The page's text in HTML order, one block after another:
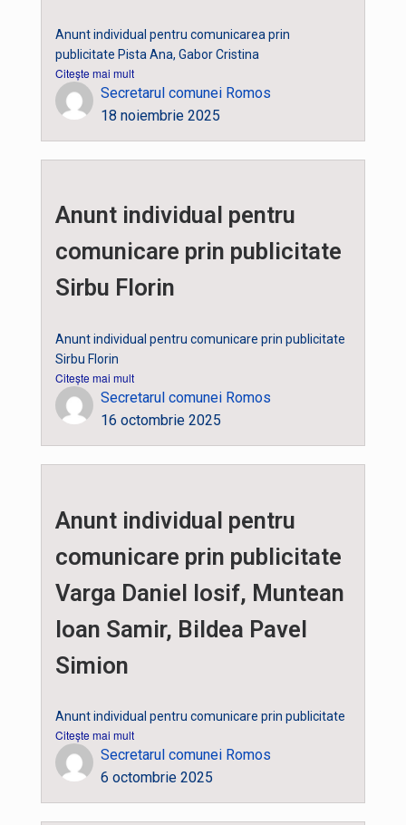
Anunt individual pentru comunicarea prin
publicitate Pista Ana, Gabor Cristina
Citește mai mult
Secretarul comunei Romos
18 noiembrie 2025
Anunt individual pentru
comunicare prin publicitate
Sirbu Florin
Anunt individual pentru comunicare prin publicitate
Sirbu Florin
Citește mai mult
Secretarul comunei Romos
16 octombrie 2025
Anunt individual pentru
comunicare prin publicitate
Varga Daniel Iosif, Muntean
Ioan Samir, Bildea Pavel
Simion
Anunt individual pentru comunicare prin publicitate
Citește mai mult
Secretarul comunei Romos
6 octombrie 2025